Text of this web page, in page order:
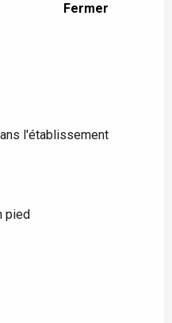
Fermer
l'établissement
pied